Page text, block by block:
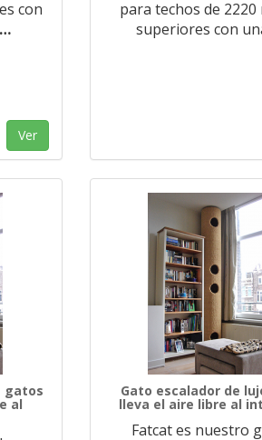
con
Ver
para techos de 2220
superiores con
gatos
al
Gato escalador de
lleva el aire libre al
Fatcat es nuestro